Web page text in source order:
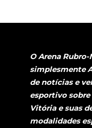
O Arena Rubro-
simplesmente
de notícias e
esportivo sobre
Vitória e suas
modalidades